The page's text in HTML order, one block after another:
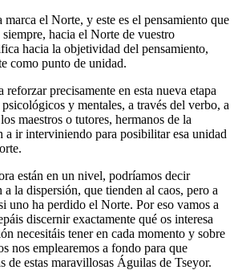
marca el Norte, y este es el pensamiento que
siempre, hacia el Norte de vuestro
hacia la objetividad del pensamiento,
como punto de unidad.
precisamente en esta nueva etapa
y mentales, a través del verbo, a
maestros o tutores, hermanos de la
a ir interviniendo para posibilitar esa unidad
están en un nivel, podríamos decir
a la dispersión, que tienden al caos, pero a
uno ha perdido el Norte. Por eso vamos a
discernir exactamente qué os interesa
necesitáis tener en cada momento y sobre
nos emplearemos a fondo para que
de estas maravillosas Águilas de Tseyor.